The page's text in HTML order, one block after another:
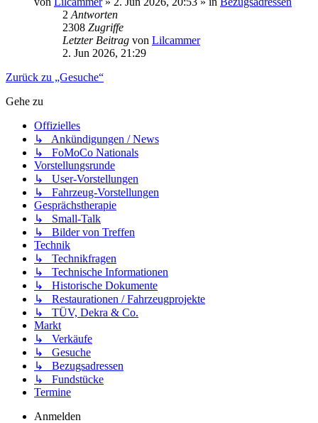
2 Antworten
2308 Zugriffe
Letzter Beitrag von Lilcammer
2. Jun 2026, 21:29
Zurück zu „Gesuche“
Gehe zu
Offizielles
↳ Ankündigungen / News
↳ FoMoCo Nationals
Vorstellungsrunde
↳ User-Vorstellungen
↳ Fahrzeug-Vorstellungen
Gesprächstherapie
↳ Small-Talk
↳ Bilder von Treffen
Technik
↳ Technikfragen
↳ Technische Informationen
↳ Historische Dokumente
↳ Restaurationen / Fahrzeugprojekte
↳ TÜV, Dekra & Co.
Markt
↳ Verkäufe
↳ Gesuche
↳ Bezugsadressen
↳ Fundstücke
Termine
Anmelden